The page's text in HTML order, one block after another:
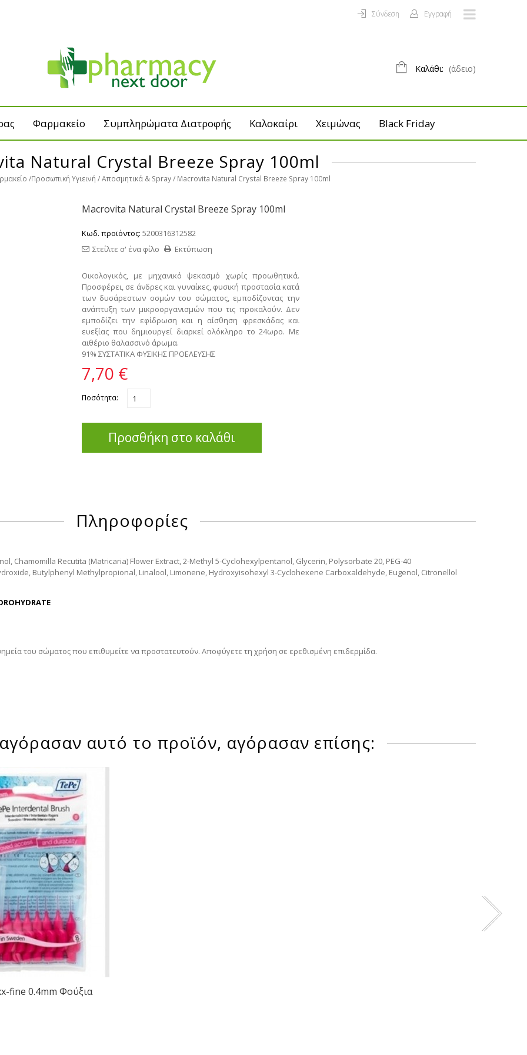
Σύνδεση Εγγραφή
Καλάθι: (άδειο)
Φαρμακείο Συμπληρώματα Διατροφής Καλοκαίρι Χειμώνας Black Friday
Natural Crystal Breeze Spray 100ml
Προσωπική Υγιεινή Αποσμητικά & Spray Macrovita Natural Crystal Breeze Spray 100ml
Macrovita Natural Crystal Breeze Spray 100ml
Κωδ. προϊόντος: 5200316312582
Εκτύπωση
Στείλτε σ' ένα φίλο
Οικολογικός, με μηχανικό ψεκασμό χωρίς προωθητικά.
Προσφέρει, σε άνδρες και γυναίκες, φυσική προστασία κατά
των δυσάρεστων οσμών του σώματος, εμποδίζοντας την
ανάπτυξη των μικροοργανισμών που τις προκαλούν. Δεν
εμποδίζει την εφίδρωση και η αίσθηση φρεσκάδας και
ευεξίας που δημιουργεί διαρκεί ολόκληρο το 24ωρο. Με
αιθέριο θαλασσινό άρωμα.
91% ΣΥΣΤΑΤΙΚΑ ΦΥΣΙΚΗΣ ΠΡΟΕΛΕΥΣΗΣ
7,70 €
Ποσότητα:
Προσθήκη στο καλάθι
Πληροφορίες
Chamomilla Recutita (Matricaria) Flower Extract, 2-Methyl 5-Cyclohexylpentanol, Glycerin, Polysorbate 20, PEG-40
Butylphenyl Methylpropional, Linalool, Limonene, Hydroxyisohexyl 3-Cyclohexene Carboxaldehyde, Eugenol, Citronellol
του σώματος που επιθυμείτε να προστατευτούν. Αποφύγετε τη χρήση σε ερεθισμένη επιδερμίδα.
αυτό το προϊόν, αγόρασαν επίσης:
fine 0.4mm Φούξια